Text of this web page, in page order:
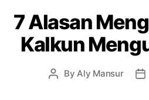
7 Alasan
Kalkun
PostByAly Mansur